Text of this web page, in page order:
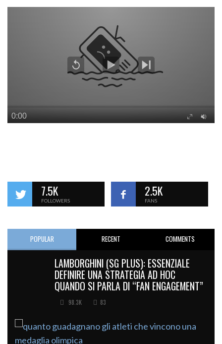
7.5K
FOLLOWERS
2.5K
FANS
POPULAR RECENT COMMENTS
LAMBORGHINI (SG PLUS): ESSENZIALE
DEFINIRE UNA STRATEGIA AD HOC
QUANDO SI PARLA DI “FAN ENGAGEMENT”
98.3K 83